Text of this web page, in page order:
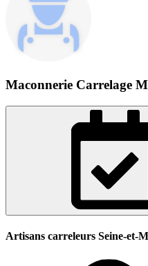
Maconnerie Carrelage
Artisans carreleurs Seine-et-